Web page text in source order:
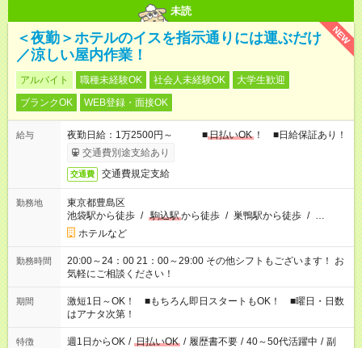
未読
NEW
＜夜勤＞ホテルのイスを指示通りには運ぶだけ
／涼しい屋内作業！
アルバイト 職種未経験OK 社会人未経験OK
大学生歓迎
ブランクOK
WEB登録・面接OK
給与 夜勤日給：1万2500円～ ■日払いOK ！ ■日給保証あり！
交通費別途支給あり
交通費 交通費規定支給
勤務地
東京都豊島区
池袋駅から徒歩 / 駒込駅から徒歩 / 巣鴨駅から徒歩 / …
ホテルなど
勤務時間
20:00～24：00 21：00～29:00 その他シフトもございます！ お
気軽にご相談ください！
期間
激短1日～OK！ ■もちろん即日スタートもOK！ ■曜日・日数
はアナタ次第！
特徴 週1日からOK / 日払いOK / 履歴書不要 / 40～50代活躍中 / 副